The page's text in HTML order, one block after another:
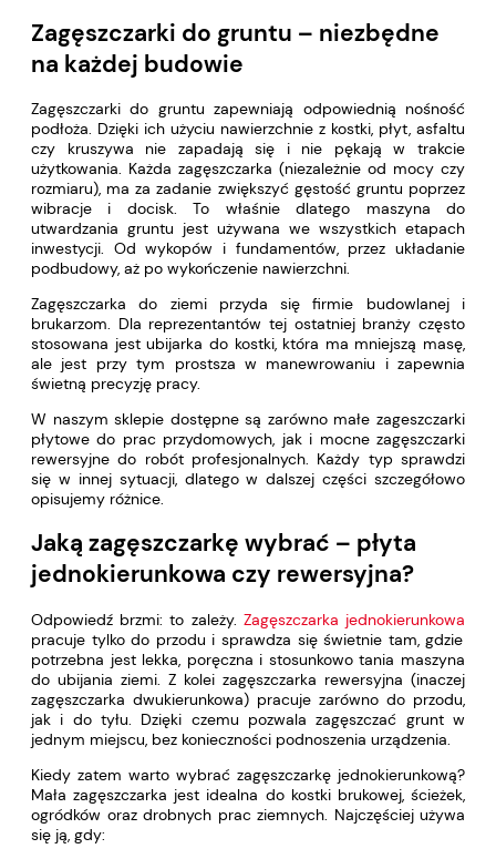
Zagęszczarki do gruntu – niezbędne
na każdej budowie
Zagęszczarki do gruntu zapewniają odpowiednią nośność
podłoża. Dzięki ich użyciu nawierzchnie z kostki, płyt, asfaltu
czy kruszywa nie zapadają się i nie pękają w trakcie
użytkowania. Każda zagęszczarka (niezależnie od mocy czy
rozmiaru), ma za zadanie zwiększyć gęstość gruntu poprzez
wibracje i docisk. To właśnie dlatego maszyna do
utwardzania gruntu jest używana we wszystkich etapach
inwestycji. Od wykopów i fundamentów, przez układanie
podbudowy, aż po wykończenie nawierzchni.
Zagęszczarka do ziemi przyda się firmie budowlanej i
brukarzom. Dla reprezentantów tej ostatniej branży często
stosowana jest ubijarka do kostki, która ma mniejszą masę,
ale jest przy tym prostsza w manewrowaniu i zapewnia
świetną precyzję pracy.
W naszym sklepie dostępne są zarówno małe zageszczarki
płytowe do prac przydomowych, jak i mocne zagęszczarki
rewersyjne do robót profesjonalnych. Każdy typ sprawdzi
się w innej sytuacji, dlatego w dalszej części szczegółowo
opisujemy różnice.
Jaką zagęszczarkę wybrać – płyta
jednokierunkowa czy rewersyjna?
Odpowiedź brzmi: to zależy. Zagęszczarka jednokierunkowa
pracuje tylko do przodu i sprawdza się świetnie tam, gdzie
potrzebna jest lekka, poręczna i stosunkowo tania maszyna
do ubijania ziemi. Z kolei zagęszczarka rewersyjna (inaczej
zagęszczarka dwukierunkowa) pracuje zarówno do przodu,
jak i do tyłu. Dzięki czemu pozwala zagęszczać grunt w
jednym miejscu, bez konieczności podnoszenia urządzenia.
Kiedy zatem warto wybrać zagęszczarkę jednokierunkową?
Mała zagęszczarka jest idealna do kostki brukowej, ścieżek,
ogródków oraz drobnych prac ziemnych. Najczęściej używa
się ją, gdy: